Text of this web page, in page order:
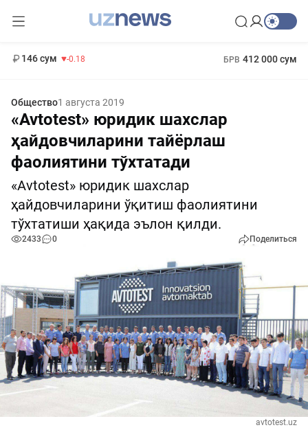
146 сум -0.18 БРВ 412 000 сум
Общество1 августа 2019
«Avtotest» юридик шахслар
ҳайдовчиларини тайёрлаш
фаолиятини тўхтатади
«Avtotest» юридик шахслар
ҳайдовчиларини ўқитиш фаолиятини
тўхтатиши ҳақида эълон қилди.
2433 0 Поделиться
avtotest.uz